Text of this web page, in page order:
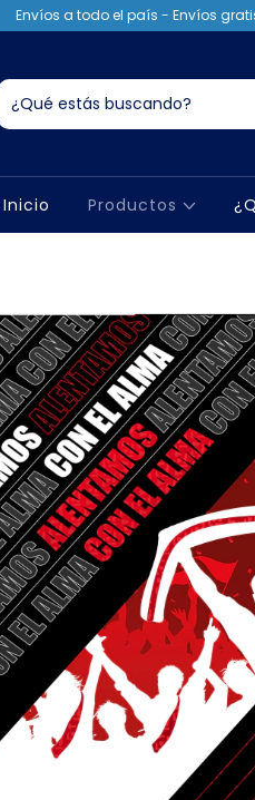
Envíos a todo el país - Envíos
Inicio Productos